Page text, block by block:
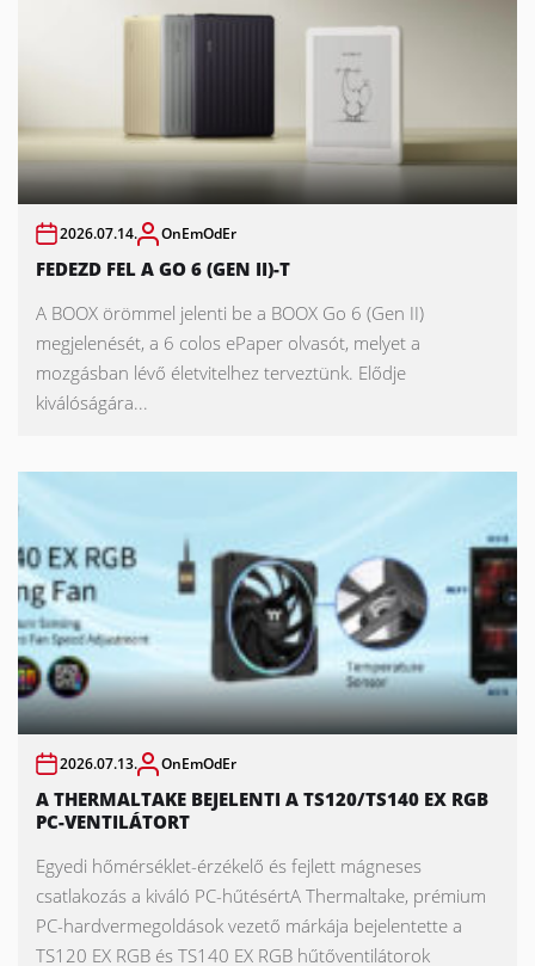
2026.07.14. OnEmOdEr
FEDEZD FEL A GO 6 (GEN II)-T
A BOOX örömmel jelenti be a BOOX Go 6 (Gen II)
megjelenését, a 6 colos ePaper olvasót, melyet a
mozgásban lévő életvitelhez terveztünk. Elődje
kiválóságára...
2026.07.13. OnEmOdEr
A THERMALTAKE BEJELENTI A TS120/TS140 EX RGB
PC-VENTILÁTORT
Egyedi hőmérséklet-érzékelő és fejlett mágneses
csatlakozás a kiváló PC-hűtésértA Thermaltake, prémium
PC-hardvermegoldások vezető márkája bejelentette a
TS120 EX RGB és TS140 EX RGB hűtőventilátorok